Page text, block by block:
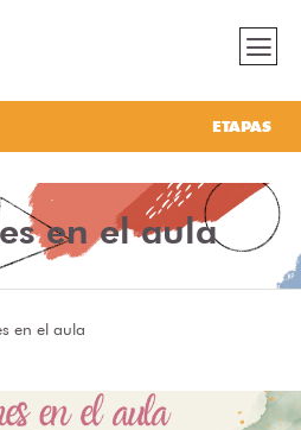
ETAPAS
en el aula
en el aula